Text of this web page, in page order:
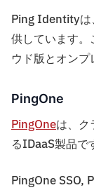
Ping Identityは
供しています
ウド版とオンプ
PingOne
PingOneは、
るIDaaS製品で
PingOne SSO,